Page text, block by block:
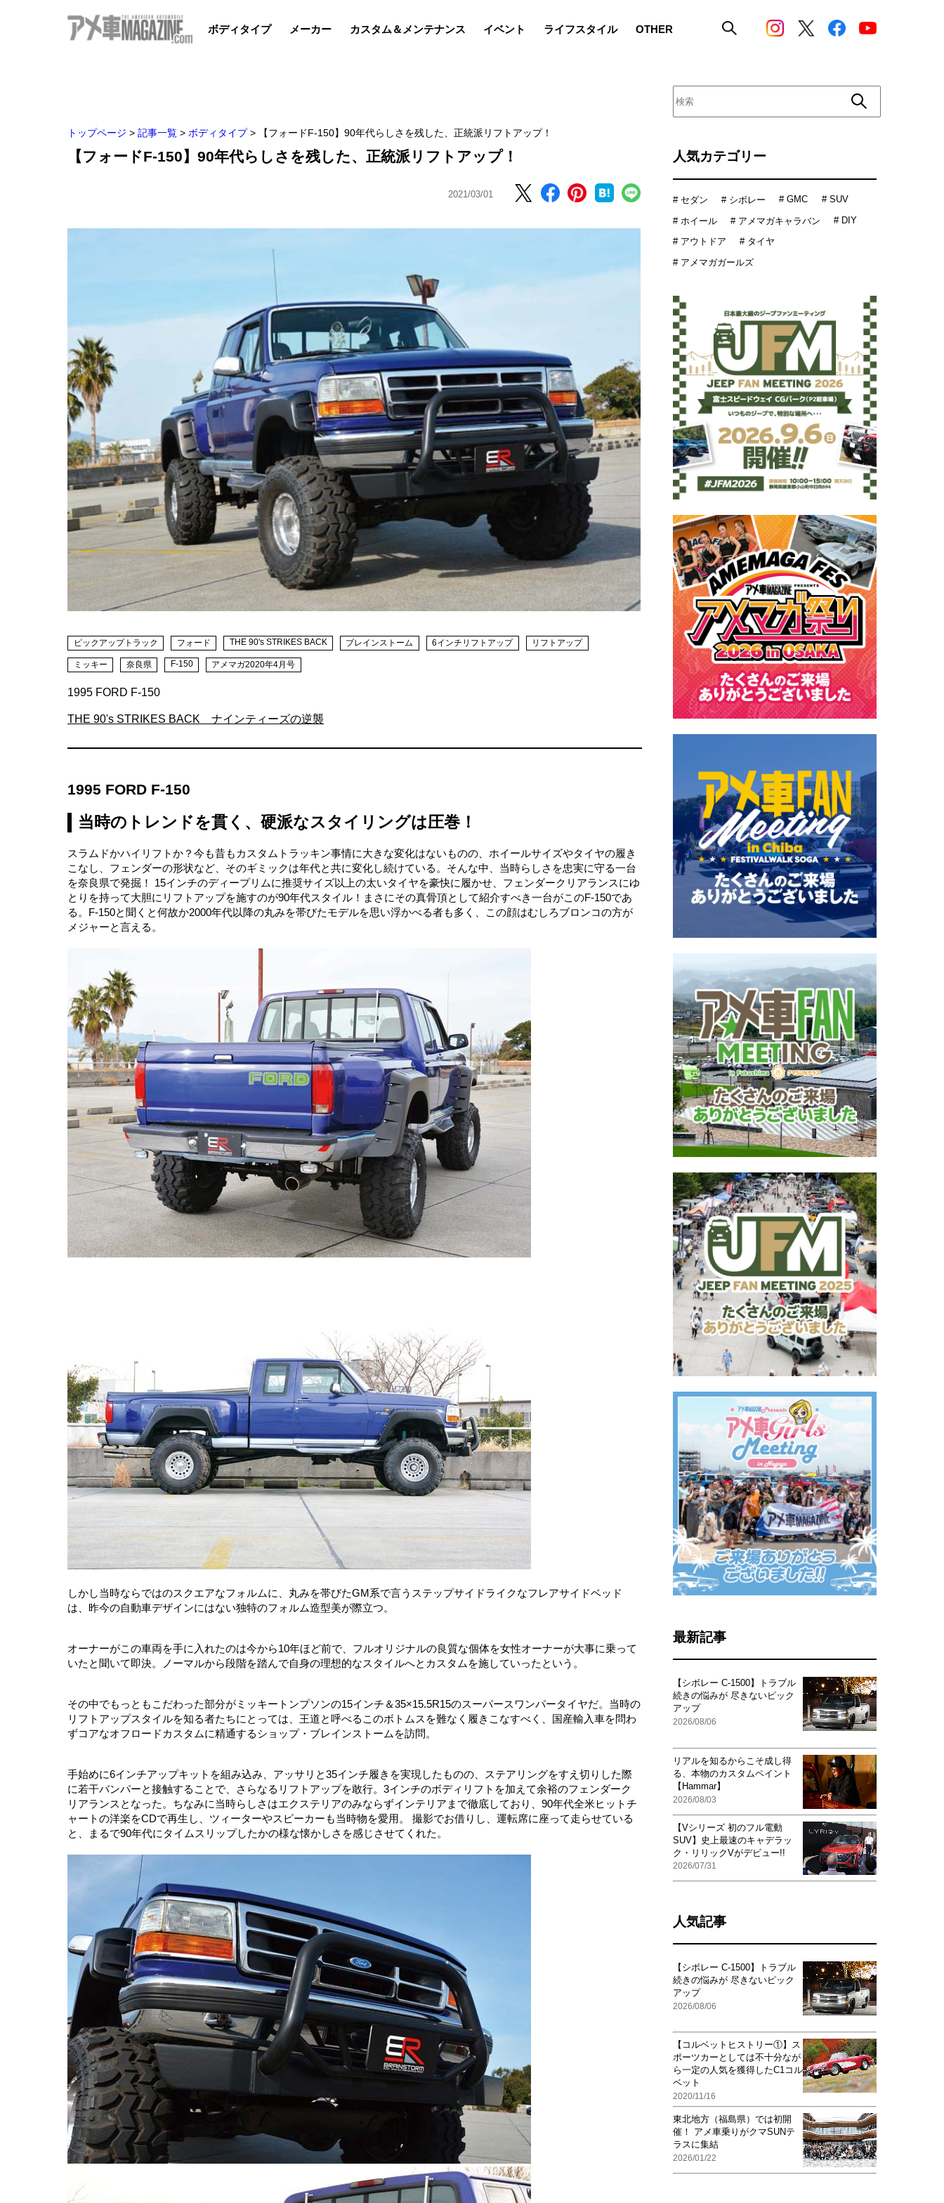
ボディタイプ メーカー カスタム＆メンテナンス イベント ライフスタイル OTHER
トップページ > 記事一覧 > ボディタイプ > 【フォードF-150】90年代らしさを残した、正統派リフトアップ！
【フォードF-150】90年代らしさを残した、正統派リフトアップ！
2021/03/01
ピックアップトラック フォード THE 90's STRIKES BACK ブレインストーム 6インチリフトアップ リフトアップ
ミッキー 奈良県 F-150 アメマガ2020年4月号
1995 FORD F-150
THE 90's STRIKES BACK ナインティーズの逆襲
1995 FORD F-150
当時のトレンドを貫く、硬派なスタイリングは圧巻！
スラムドかハイリフトか？今も昔もカスタムトラッキン事情に大きな変化はないものの、ホイールサイズやタイヤの履き
こなし、フェンダーの形状など、そのギミックは年代と共に変化し続けている。そんな中、当時らしさを忠実に守る一台
を奈良県で発掘！ 15インチのディープリムに推奨サイズ以上の太いタイヤを豪快に履かせ、フェンダークリアランスにゆ
とりを持って大胆にリフトアップを施すのが90年代スタイル！まさにその真骨頂として紹介すべき一台がこのF-150であ
る。F‐150と聞くと何故か2000年代以降の丸みを帯びたモデルを思い浮かべる者も多く、この顔はむしろブロンコの方が
メジャーと言える。
しかし当時ならではのスクエアなフォルムに、丸みを帯びたGM系で言うステップサイドライクなフレアサイドベッド
は、昨今の自動車デザインにはない独特のフォルム造型美が際立つ。
オーナーがこの車両を手に入れたのは今から10年ほど前で、フルオリジナルの良質な個体を女性オーナーが大事に乗って
いたと聞いて即決。ノーマルから段階を踏んで自身の理想的なスタイルへとカスタムを施していったという。
その中でもっともこだわった部分がミッキートンプソンの15インチ＆35×15.5R15のスーパースワンパータイヤだ。当時の
リフトアップスタイルを知る者たちにとっては、王道と呼べるこのボトムスを難なく履きこなすべく、国産輸入車を問わ
ずコアなオフロードカスタムに精通するショップ・ブレインストームを訪問。
手始めに6インチアップキットを組み込み、アッサリと35インチ履きを実現したものの、ステアリングをすえ切りした際
に若干バンパーと接触することで、さらなるリフトアップを敢行。3インチのボディリフトを加えて余裕のフェンダーク
リアランスとなった。ちなみに当時らしさはエクステリアのみならずインテリアまで徹底しており、90年代全米ヒットチ
ャートの洋楽をCDで再生し、ツィーターやスピーカーも当時物を愛用。 撮影でお借りし、運転席に座って走らせている
と、まるで90年代にタイムスリップしたかの様な懐かしさを感じさせてくれた。
人気カテゴリー
# セダン # シボレー # GMC # SUV
# ホイール # アメマガキャラバン # DIY
# アウトドア
# タイヤ
# アメマガガールズ
最新記事
【シボレー C-1500】トラブル
続きの悩みが 尽きないピック
アップ
2026/08/06
リアルを知るからこそ成し得
る、本物のカスタムペイント
【Hammar】
2026/08/03
【Vシリーズ 初のフル電動
SUV】史上最速のキャデラッ
ク・リリックVがデビュー!!
2026/07/31
人気記事
【シボレー C-1500】トラブル
続きの悩みが 尽きないピック
アップ
2026/08/06
【コルベットヒストリー①】ス
ポーツカーとしては不十分なが
ら一定の人気を獲得したC1コル
ベット
2020/11/16
東北地方（福島県）では初開
催！ アメ車乗りがクマSUNテ
ラスに集結
2026/01/22